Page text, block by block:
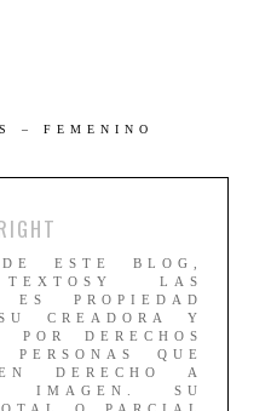
ESTE BLOG,
LAS
PROPIEDAD
CREADORA Y
POR DERECHOS
QUE
DERECHO A
IMAGEN. SU